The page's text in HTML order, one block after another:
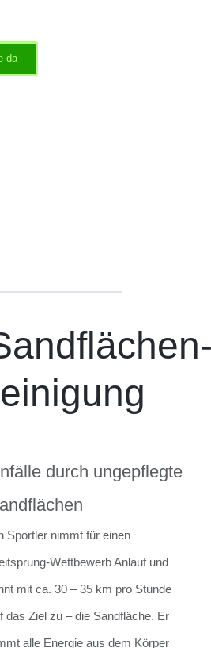
da
durch ungepflegte
Sportler nimmt für einen
Wettbewerb Anlauf und
mit ca. 30 – 35 km pro Stunde
das Ziel zu – die Sandfläche. Er
alle Energie aus dem Körper